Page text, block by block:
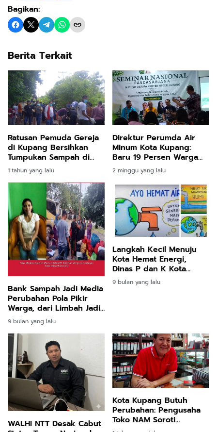
Bagikan:
Berita Terkait
Ratusan Pemuda Gereja
di Kupang Bersihkan
Tumpukan Sampah di
Jalur 40
1 tahun yang lalu
Direktur Perumda Air
Minum Kota Kupang:
Baru 19 Persen Warga
Terlayani, Krisis Air Baku
Jadi Tantangan Utama
2 minggu yang lalu
Bank Sampah Jadi Media
Perubahan Pola Pikir
Warga, dari Limbah Jadi
Nilai Ekonomi
9 bulan yang lalu
Langkah Kecil Menuju
Kota Hemat Energi,
Dinas P dan K Kota
Kupang Edukasi Siswa
Hidup Hemat dan Ramah
9 bulan yang lalu
WALHI NTT Desak Cabut
Kota Kupang Butuh
Perubahan: Pengusaha
Toko NAM Soroti